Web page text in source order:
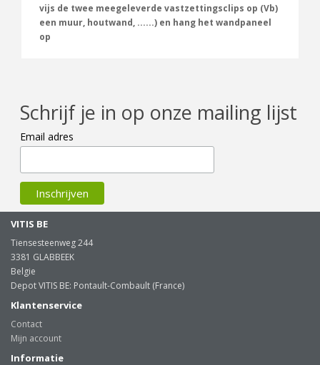
vijs de twee meegeleverde vastzettingsclips op (Vb)
een muur, houtwand, ......) en hang het wandpaneel
op
Schrijf je in op onze mailing lijst
Email adres
VITIS BE
Tiensesteenweg 244
3381 GLABBEEK
Belgie
Depot VITIS BE: Pontault-Combault (France)
Klantenservice
Contact
Mijn account
Informatie